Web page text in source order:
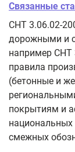
Связанные
СНТ 3.06.02-
дорожными и
например СНТ
правила
(бетонные и
покрытиям и
национальных
смежных